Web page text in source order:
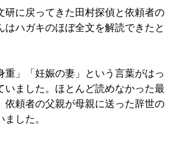
に戻ってきた田村探偵と依頼者の
はハガキのほぼ全文を解読できたと
」「妊娠の妻」という言葉がはっ
いました。ほとんど読めなかった最
依頼者の父親が母親に送った辞世の
した。